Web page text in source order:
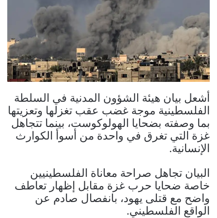
أشعل بيان هيئة الشؤون المدنية في السلطة
الفلسطينية موجة غضب عقب تغزلها وتعزيتها
بما وصفته بضحايا الهولوكوست، بينما تتجاهل
غزة التي تغرق في واحدة من أسوأ الكوارث
الإنسانية.
البيان تجاهل صراحة معاناة الفلسطينيين
خاصة ضحايا حرب غزة مقابل إظهار تعاطف
واضح مع قتلى يهود، بانفصال صادم عن
الواقع الفلسطيني.